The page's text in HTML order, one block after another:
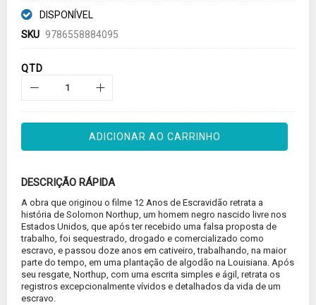
gallery
DISPONÍVEL
SKU 9786558884095
QTD
ADICIONAR AO CARRINHO
DESCRIÇÃO RÁPIDA
A obra que originou o filme 12 Anos de Escravidão retrata a
história de Solomon Northup, um homem negro nascido livre nos
Estados Unidos, que após ter recebido uma falsa proposta de
trabalho, foi sequestrado, drogado e comercializado como
escravo, e passou doze anos em cativeiro, trabalhando, na maior
parte do tempo, em uma plantação de algodão na Louisiana. Após
seu resgate, Northup, com uma escrita simples e ágil, retrata os
registros excepcionalmente vívidos e detalhados da vida de um
escravo.